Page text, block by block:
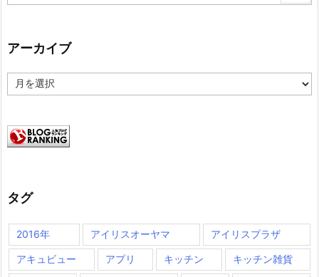
アーカイブ
ー
ブ
タグ
2016年 アイリスオーヤマ アイリスプラザ
アキュビュー アプリ キッチン キッチン雑貨